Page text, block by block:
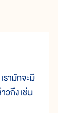
ามักจะมี
ถึง เช่น